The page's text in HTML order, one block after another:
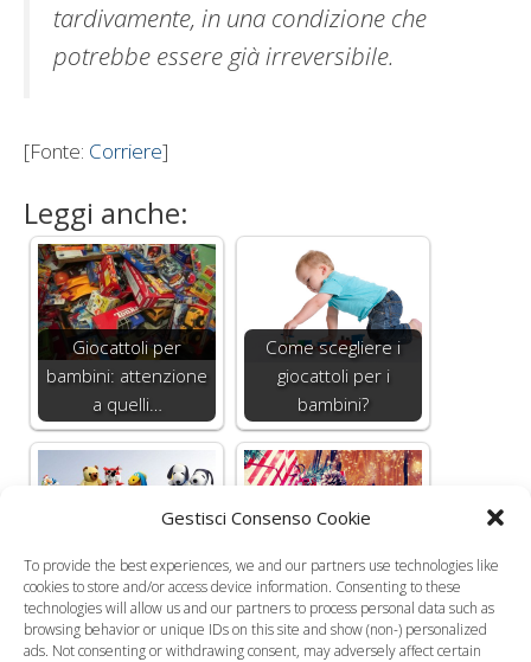
Gestisci Consenso Cookie
To provide the best experiences, we and our partners use technologies like
cookies to store and/or access device information. Consenting to these
technologies will allow us and our partners to process personal data such as
browsing behavior or unique IDs on this site and show (non-) personalized
ads. Not consenting or withdrawing consent, may adversely affect certain
tardivamente, in una condizione che
potrebbe essere già irreversibile.
[Fonte: Corriere]
Leggi anche:
Giocattoli per
bambini: attenzione
a quelli…
Come scegliere i
giocattoli per i
bambini?
Natale 2009:
operazione
giocattolo sicuro
Natale, guida alla
scelta dei giocattoli
per i bambini